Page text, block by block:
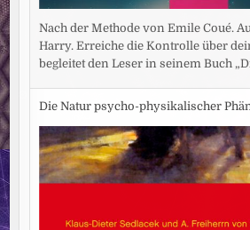
Nach der Methode von Emile Coué.
Harry. Erreiche die Kontrolle über
begleitet den Leser in seinem Buch
Die Natur psycho-physikalischer